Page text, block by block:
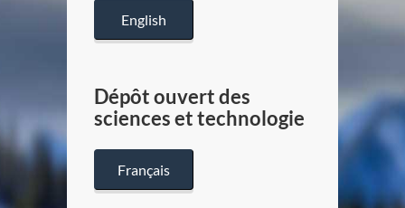
English
Dépôt ouvert des
sciences et technologie
Français